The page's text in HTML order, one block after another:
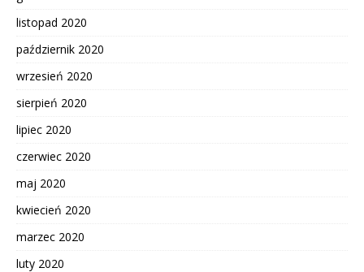
listopad 2020
październik 2020
wrzesień 2020
sierpień 2020
lipiec 2020
czerwiec 2020
maj 2020
kwiecień 2020
marzec 2020
luty 2020